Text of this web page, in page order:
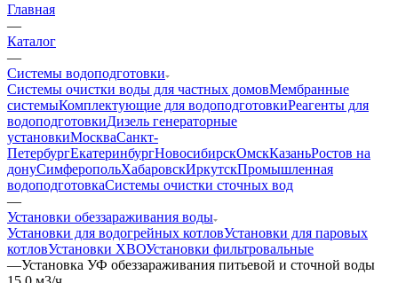
Главная
—
Каталог
—
Системы водоподготовки
Системы очистки воды для частных домовМембранные
системыКомплектующие для водоподготовкиРеагенты для
водоподготовкиДизель генераторные
установкиМоскваСанкт-
ПетербургЕкатеринбургНовосибирскОмскКазаньРостов на
донуСимферопольХабаровскИркутскПромышленная
водоподготовкаСистемы очистки сточных вод
—
Установки обеззараживания воды
Установки для водогрейных котловУстановки для паровых
котловУстановки ХВОУстановки фильтровальные
—Установка УФ обеззараживания питьевой и сточной воды